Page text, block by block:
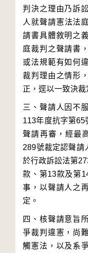
判決之理由乃訴
人就聲請憲法法
請書具體敘明之
庭裁判之聲請書
或法規範有如何
裁判理由之情形
三、聲請人因不
113年度抗字第65
聲請再審，經最
289號裁定認聲請
於行政訴訟法第
款、第13款及第
事，以聲請人之
四、核聲請意旨
爭裁判違憲，尚
觸憲法，以及系